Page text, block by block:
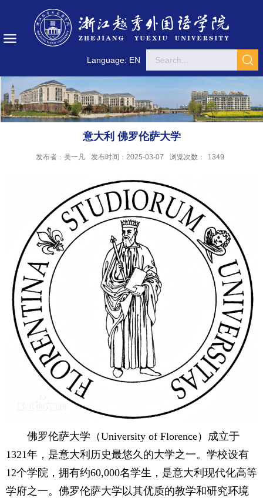
Language: EN
意大利 佛罗伦萨大学
发布者：吴一凡 发布时间：2025-03-07 浏览次数： 1349
佛罗伦萨大学（University of Florence）成立于
1321年，是意大利历史最悠久的大学之一。学校设有
12个学院，拥有约60,000名学生，是意大利现代化高等
学府之一。佛罗伦萨大学以其优质的教学和研究环境